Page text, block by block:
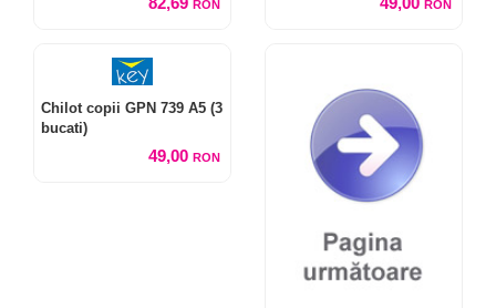
RON RON
Chilot copii GPN 739 A5 (3
bucati)
49,00 RON